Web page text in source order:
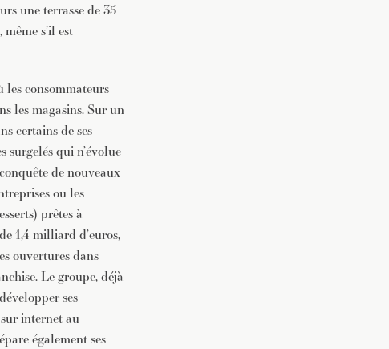
une terrasse de 35
s’il est
les consommateurs
les magasins. Sur un
certains de ses
surgelés qui n’évolue
de nouveaux
ou les
prêtes à
1,4 milliard d’euros,
ouvertures dans
Le groupe, déjà
ses
internet au
également ses